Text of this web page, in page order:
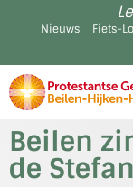
Nieuws Fiets-
Beilen
de